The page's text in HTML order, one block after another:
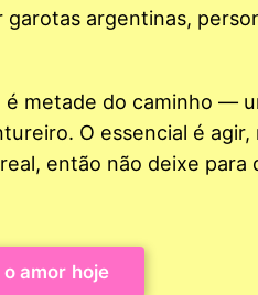
garotas argentinas,
é metade do caminho —
O essencial é
então não deixe para
amor hoje